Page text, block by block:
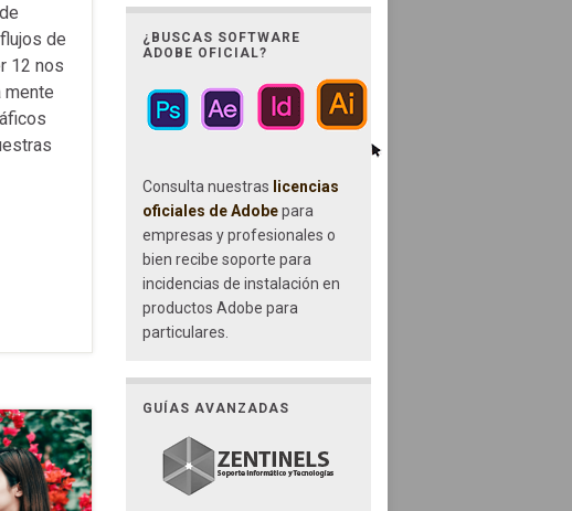
de
12 nos
mente
¿BUSCAS SOFTWARE
ADOBE OFICIAL?
Consulta nuestras licencias
oficiales de Adobepara
empresas y profesionales o
bien recibe soporte para
incidencias de instalación en
productos Adobe para
particulares.
GUÍAS AVANZADAS